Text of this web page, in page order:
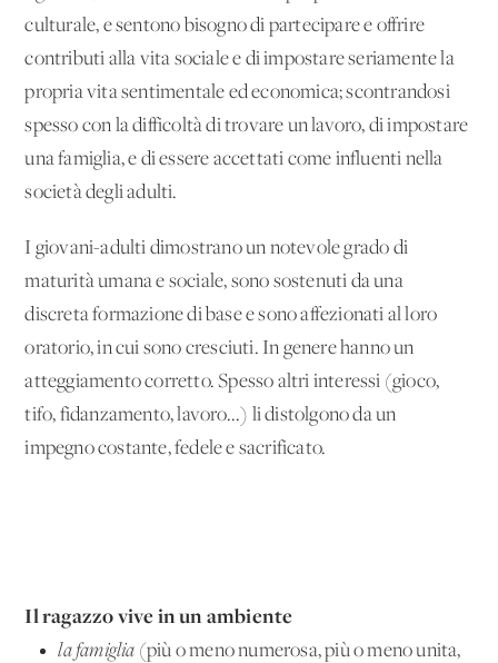
culturale, e sentono bisogno di partecipare e offrire
contributi alla vita sociale e di impostare seriamente la
propria vita sentimentale ed economica; scontrandosi
spesso con la difficoltà di trovare un lavoro, di impostare
una famiglia, e di essere accettati come influenti nella
società degli adulti.
I giovani-adulti dimostrano un notevole grado di
maturità umana e sociale, sono sostenuti da una
discreta formazione di base e sono affezionati al loro
oratorio, in cui sono cresciuti. In genere hanno un
atteggiamento corretto. Spesso altri interessi (gioco,
tifo, fidanzamento, lavoro...) li distolgono da un
impegno costante, fedele e sacrificato.
Il ragazzo vive in un ambiente
la famiglia (più o meno numerosa, più o meno unita,